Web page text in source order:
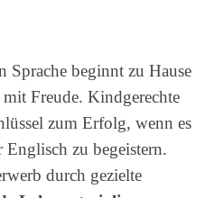
Sprache beginnt zu Hause
Freude. Kindgerechte
zum Erfolg, wenn es
zu begeistern.
durch gezielte